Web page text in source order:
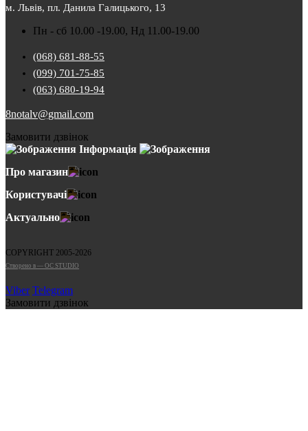
м. Львів, пл. Данила Галицького, 13
Пн - сб 10.00 -19.00, Нд 11.00-19.00
(068) 681-88-55
(099) 701-75-85
(063) 680-19-94
8notalv@gmail.com
Замовити дзвінок
Інформація
Про магазин
Користувачі
Актуально
COPYRIGHT 2005-2026
Cтворено в — OC STUDIO
Viber Telegram
Замовити дзвінок